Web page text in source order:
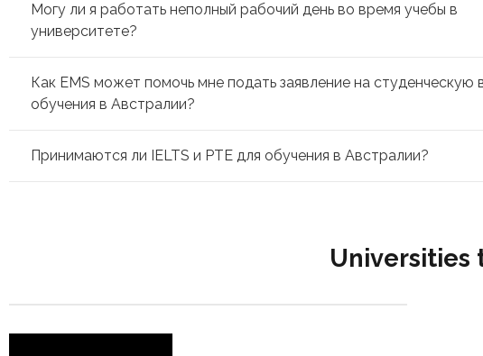
Могу ли я работать неполный рабочий день во время учебы в
университете?
Как EMS может помочь мне подать заявление на студенческую
обучения в Австралии?
Принимаются ли IELTS и PTE для обучения в Австралии?
Universities